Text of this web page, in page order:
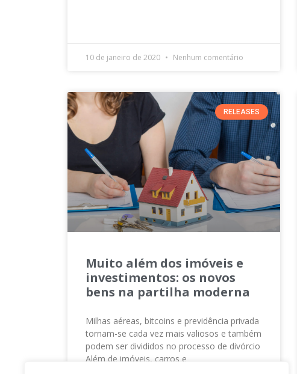
10 de janeiro de 2020 Nenhum comentário
RELEASES
Muito além dos imóveis e
investimentos: os novos
bens na partilha moderna
Milhas aéreas, bitcoins e previdência privada
tornam-se cada vez mais valiosos e também
podem ser divididos no processo de divórcio
Além de imóveis, carros e